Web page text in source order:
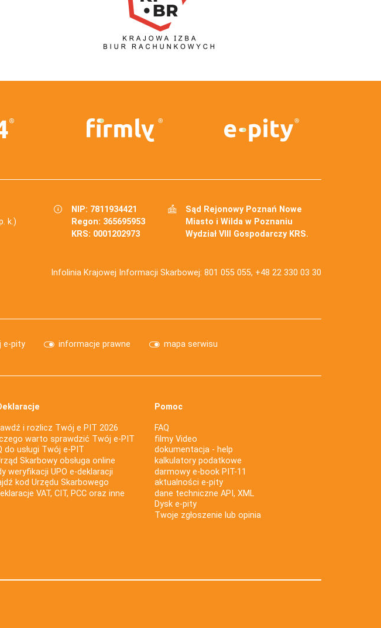
k.)
NIP: 7811934421
Regon: 365695953
KRS: 0001202973
Sąd Rejonowy Poznań Nowe
Miasto i Wilda w Poznaniu
Wydział VIII Gospodarczy KRS.
Infolinia Krajowej Informacji Skarbowej: 801 055 055, +48 22 330 03 30
e-pity informacje prawne mapa serwisu
i rozlicz Twój e PIT 2026
warto sprawdzić Twój e-PIT
do usługi Twój e-PIT
Skarbowy obsługa online
weryfikacji UPO e-deklaracji
kod Urzędu Skarbowego
VAT, CIT, PCC oraz inne
Pomoc
FAQ
filmy Video
dokumentacja - help
kalkulatory podatkowe
darmowy e-book PIT-11
aktualności e-pity
dane techniczne API, XML
Dysk e-pity
Twoje zgłoszenie lub opinia